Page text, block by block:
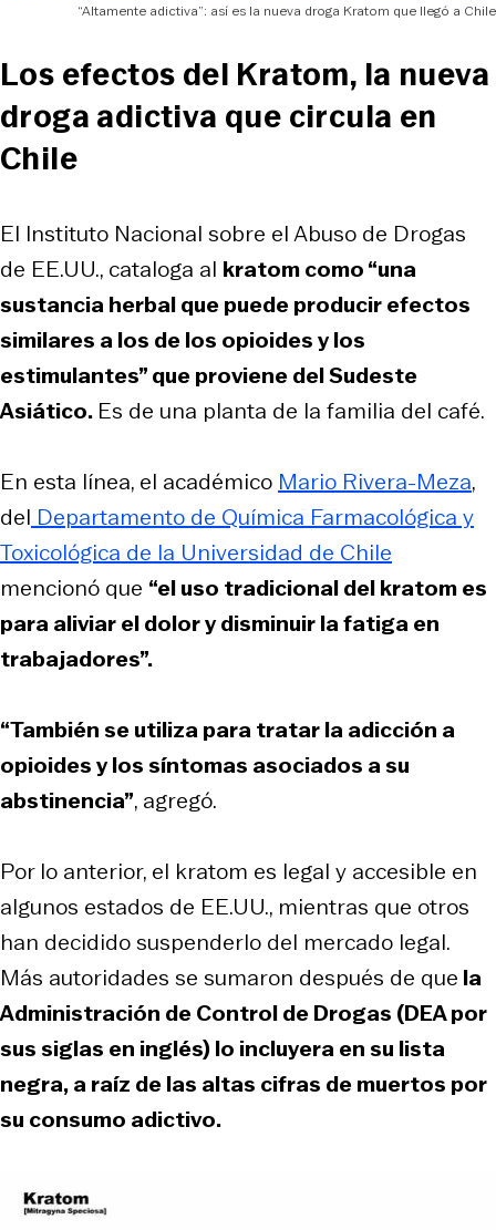
“Altamente adictiva”: así es la nueva droga Kratom que llegó a Chile
Los efectos del Kratom, la nueva
droga adictiva que circula en
Chile
El Instituto Nacional sobre el Abuso de Drogas
de EE.UU., cataloga al kratom como “una
sustancia herbal que puede producir efectos
similares a los de los opioides y los
estimulantes” que proviene del Sudeste
Asiático. Es de una planta de la familia del café.
En esta línea, el académico Mario Rivera-Meza,
del Departamento de Química Farmacológica y
Toxicológica de la Universidad de Chile
mencionó que “el uso tradicional del kratom es
para aliviar el dolor y disminuir la fatiga en
trabajadores”.
“También se utiliza para tratar la adicción a
opioides y los síntomas asociados a su
abstinencia”, agregó.
Por lo anterior, el kratom es legal y accesible en
algunos estados de EE.UU., mientras que otros
han decidido suspenderlo del mercado legal.
Más autoridades se sumaron después de que la
Administración de Control de Drogas (DEA por
sus siglas en inglés) lo incluyera en su lista
negra, a raíz de las altas cifras de muertos por
su consumo adictivo.